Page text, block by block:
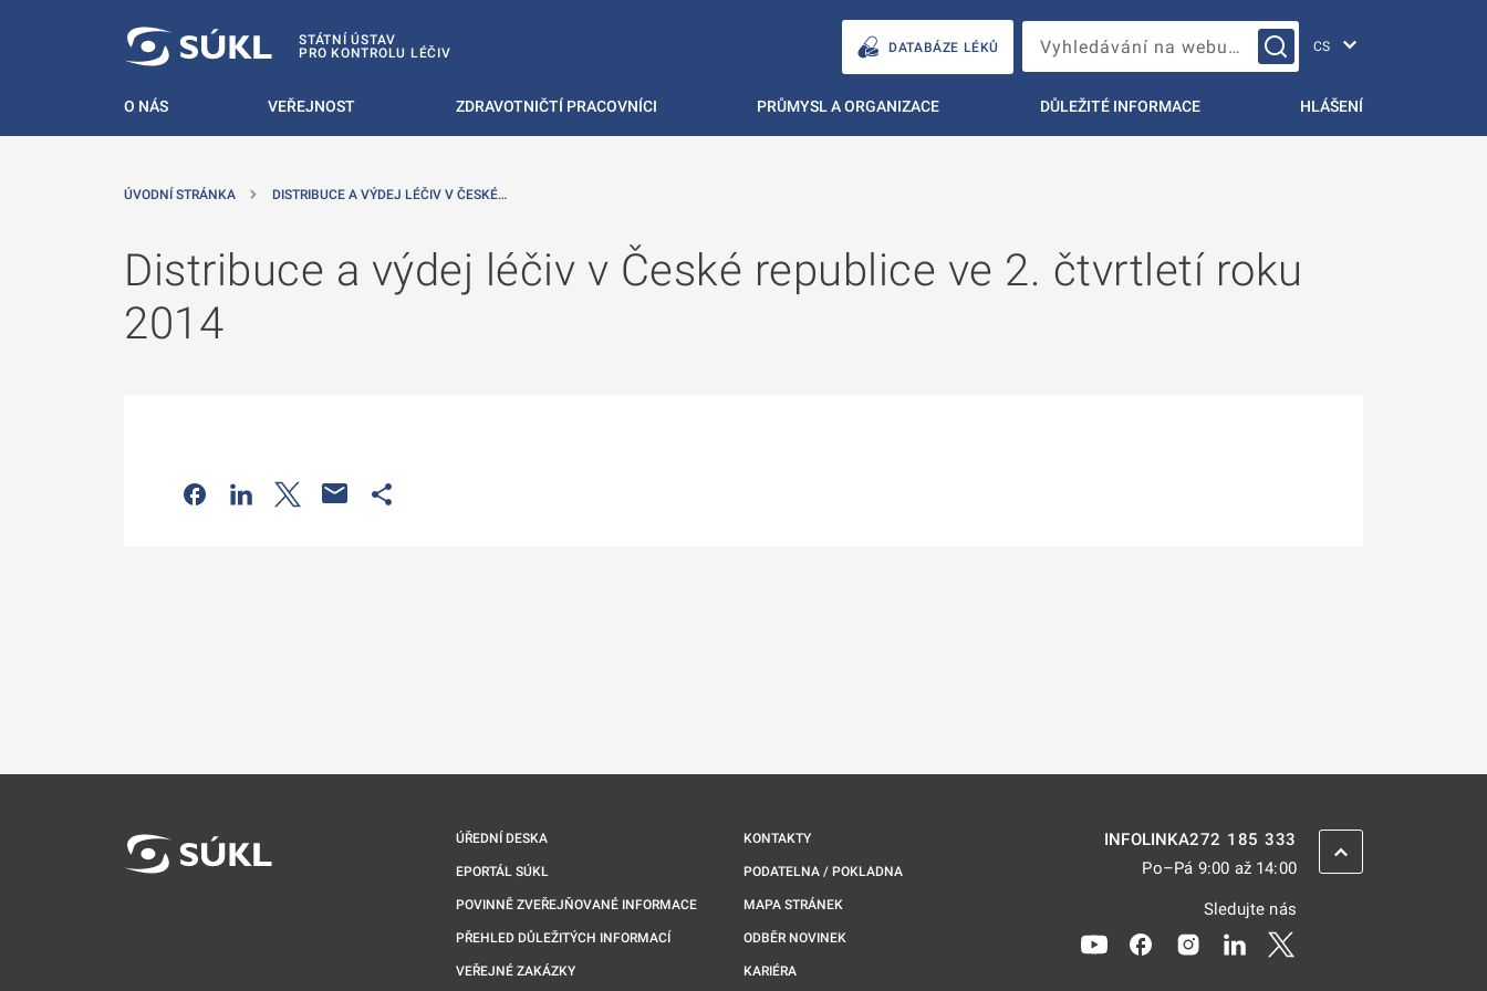
STÁTNÍ ÚSTAV
PRO KONTROLU LÉČIV
DATABÁZE LÉKŮ Vyhledávání na webu…
O NÁS VEŘEJNOST ZDRAVOTNIČTÍ PRACOVNÍCI PRŮMYSL A ORGANIZACE DŮLEŽITÉ INFORMACE HLÁŠENÍ
ÚVODNÍ STRÁNKA DISTRIBUCE A VÝDEJ LÉČIV V ČESKÉ…
Distribuce a výdej léčiv v České republice ve 2. čtvrtletí roku
2014
Odkaz se otevře na nové kartě
Odkaz se otevře na nové kartě
Odkaz se otevře na nové kartě
ÚŘEDNÍ DESKA
EPORTÁL SÚKL
POVINNĚ ZVEŘEJŇOVANÉ INFORMACE
PŘEHLED DŮLEŽITÝCH INFORMACÍ
VEŘEJNÉ ZAKÁZKY
KONTAKTY
PODATELNA / POKLADNA
MAPA STRÁNEK
ODBĚR NOVINEK
KARIÉRA
INFOLINKA272 185 333
Po–Pá 9:00 až 14:00
Sledujte nás
Odkaz se otevře na nové kartě
Odkaz se otevře na nové kartě
Odkaz se otevře na nové kartě
Odkaz se otevře na nové
ZPĚT NAHORU